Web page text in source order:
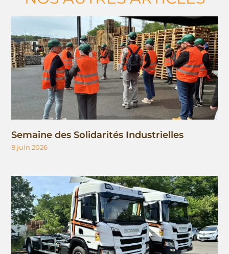
Semaine des Solidarités Industrielles
8 juin 2026